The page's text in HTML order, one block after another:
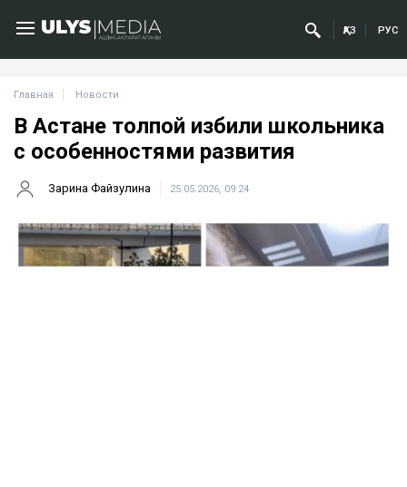
ҚАЗ РУС
Главная Новости
В Астане толпой избили школьника
с особенностями развития
Зарина Файзулина 25.05.2026, 09:24